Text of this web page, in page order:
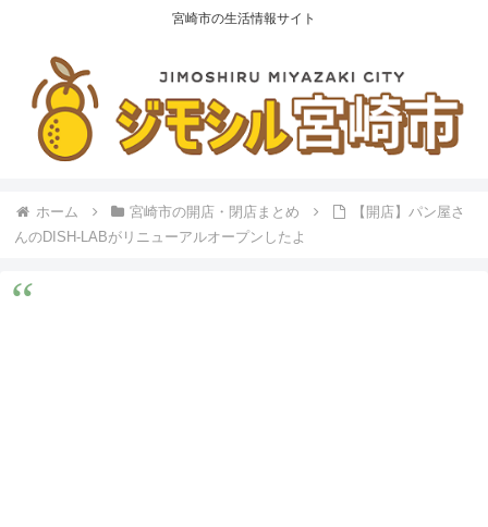
宮崎市の生活情報サイト
ホーム 宮崎市の開店・閉店まとめ
【開店】パン屋さ
んのDISH-LABがリニューアルオープンしたよ